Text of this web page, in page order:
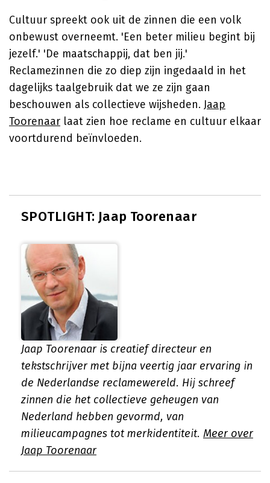
Cultuur spreekt ook uit de zinnen die een volk
onbewust overneemt. 'Een beter milieu begint bij
jezelf.' 'De maatschappij, dat ben jij.'
Reclamezinnen die zo diep zijn ingedaald in het
dagelijks taalgebruik dat we ze zijn gaan
beschouwen als collectieve wijsheden. Jaap
Toorenaar laat zien hoe reclame en cultuur elkaar
voortdurend beïnvloeden.
SPOTLIGHT: Jaap Toorenaar
Jaap Toorenaar is creatief directeur en
tekstschrijver met bijna veertig jaar ervaring in
de Nederlandse reclamewereld. Hij schreef
zinnen die het collectieve geheugen van
Nederland hebben gevormd, van
milieucampagnes tot merkidentiteit. Meer over
Jaap Toorenaar